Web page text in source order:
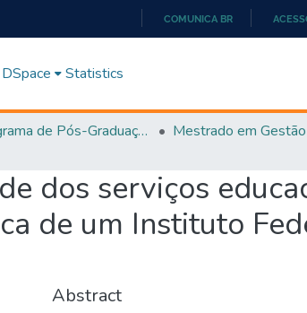
CONTEÚDO
COMUNICA BR
Statistics
Programa de Pós-Graduação em Gestão Organizacional (PPGGO)
dos serviços
de um Instituto
Abstract